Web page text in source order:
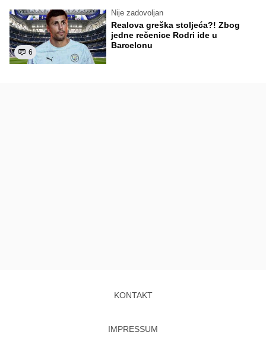
6
Nije zadovoljan
Realova greška stoljeća?! Zbog
jedne rečenice Rodri ide u
Barcelonu
KONTAKT
IMPRESSUM